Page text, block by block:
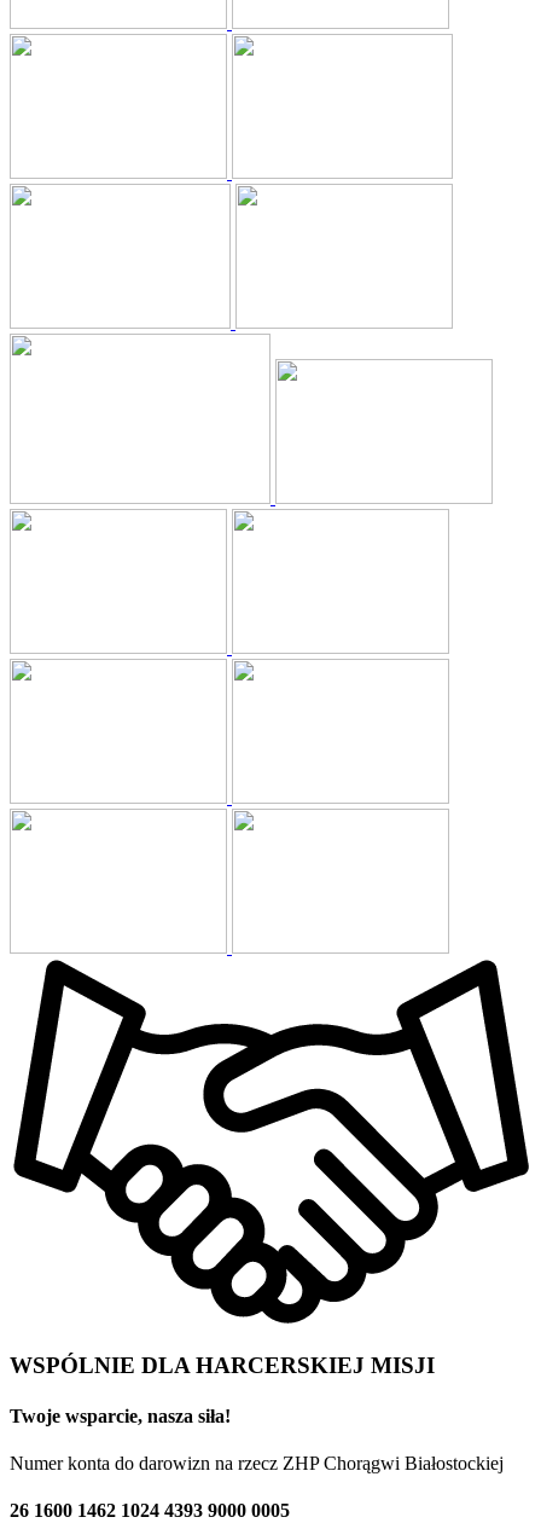
WSPÓLNIE DLA HARCERSKIEJ MISJI
Twoje wsparcie, nasza siła!
Numer konta do darowizn na rzecz ZHP Chorągwi Białostockiej
26 1600 1462 1024 4393 9000 0005